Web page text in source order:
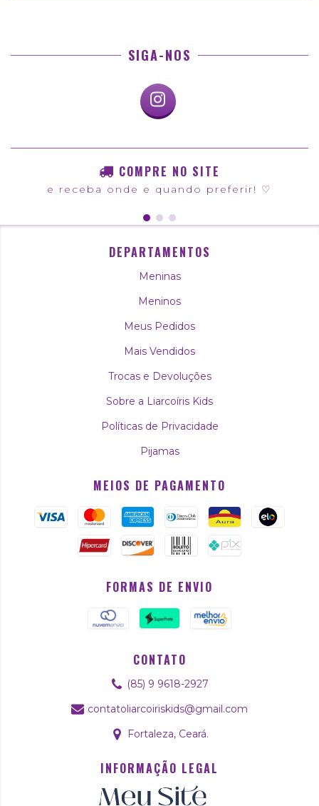
SIGA-NOS
COMPRE NO SITE
e receba onde e quando preferir! ♡
DEPARTAMENTOS
Meninas
Meninos
Meus Pedidos
Mais Vendidos
Trocas e Devoluções
Sobre a Liarcoíris Kids
Políticas de Privacidade
Pijamas
MEIOS DE PAGAMENTO
FORMAS DE ENVIO
CONTATO
(85) 9 9618-2927
contatoliarcoiriskids@gmail.com
Fortaleza, Ceará.
INFORMAÇÃO LEGAL